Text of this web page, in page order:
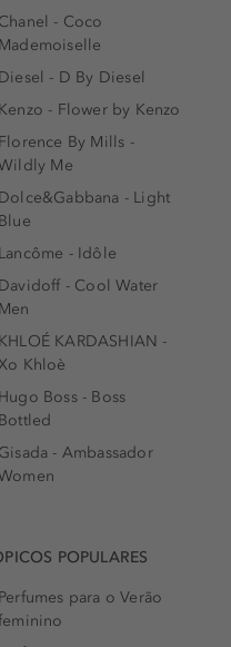
Chanel - Coco
Mademoiselle
Diesel - D By Diesel
Kenzo - Flower by Kenzo
Florence By Mills -
Me
Dolce&Gabbana - Light
Blue
Lancôme - Idôle
Davidoff - Cool Water
Men
KHLOÉ KARDASHIAN -
Khloè
Hugo Boss - Boss
Bottled
Gisada - Ambassador
POPULARES
Perfumes para o Verão